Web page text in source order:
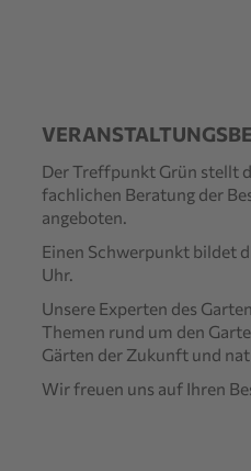
Der Treffpunkt Grün stellt
fachlichen Beratung der
angeboten.
Einen Schwerpunkt bildet
Uhr.
Unsere Experten des
Themen rund um den Gart
Gärten der Zukunft und
Wir freuen uns auf Ihren